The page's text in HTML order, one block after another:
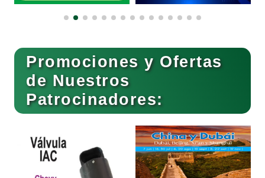
Boutiques
Buceo
Cafeterías
Cajas de Ahorro
Promociones y Ofertas
de Nuestros
Patrocinadores: